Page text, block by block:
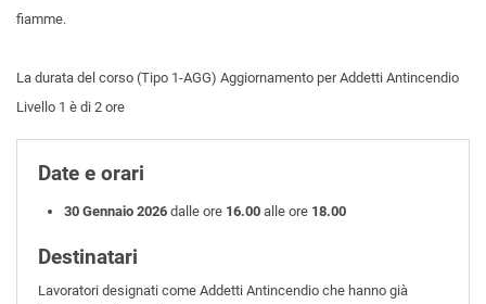
fiamme.
La durata del corso (Tipo 1-AGG) Aggiornamento per Addetti Antincendio
Livello 1 è di 2 ore
Date e orari
30 Gennaio 2026dalle ore 16.00alle ore 18.00
Destinatari
Lavoratori designati come Addetti Antincendio che hanno già